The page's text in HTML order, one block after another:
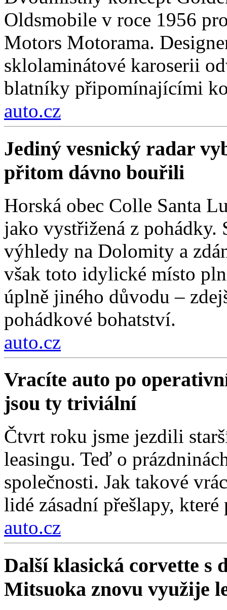
Oldsmobile v roce 1956
Motors Motorama.
sklolaminátové karoserii
blatníky připomínajícími
auto.cz
Jediný vesnický radar
přitom dávno bouřili
Horská obec Colle Santa
jako vystřižená z pohádky.
výhledy na Dolomity a
však toto idylické místo
úplně jiného důvodu –
pohádkové bohatství.
auto.cz
Vracíte auto po
jsou ty triviální
Čtvrt roku jsme jezdili
leasingu. Teď o
společnosti. Jak takové
lidé zásadní přešlapy,
auto.cz
Další klasická corvette s
Mitsuoka znovu využije